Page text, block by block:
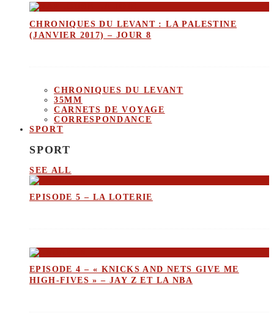
CHRONIQUES DU LEVANT : LA PALESTINE
(JANVIER 2017) – JOUR 8
CHRONIQUES DU LEVANT
35MM
CARNETS DE VOYAGE
CORRESPONDANCE
SPORT
SPORT
SEE ALL
EPISODE 5 – LA LOTERIE
EPISODE 4 – « KNICKS AND NETS GIVE ME
HIGH-FIVES » – JAY Z ET LA NBA